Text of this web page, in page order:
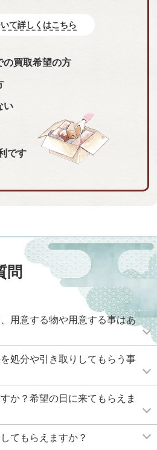
て詳しくはこちら
の買取希望の方
い
です
問
用意する物や用意する事はあ
処分や引き取りしてもらう事
か？希望の日に来てもらえま
てもらえますか？